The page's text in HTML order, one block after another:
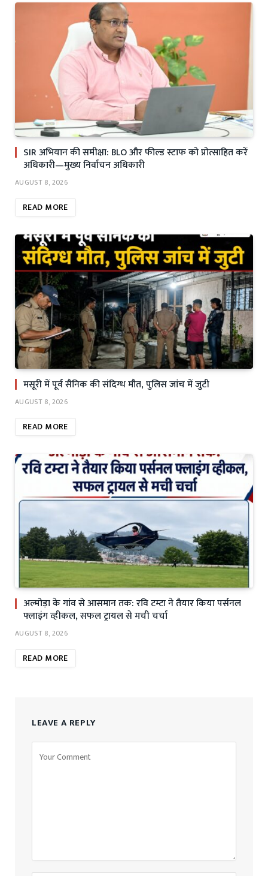
SIR अभियान की समीक्षा: BLO और फील्ड स्टाफ को प्रोत्साहित करें
अधिकारी—मुख्य निर्वाचन अधिकारी
AUGUST 8, 2026
READ MORE
मसूरी में पूर्व सैनिक की संदिग्ध मौत, पुलिस जांच में जुटी
AUGUST 8, 2026
READ MORE
अल्मोड़ा के गांव से आसमान तक: रवि टम्टा ने तैयार किया पर्सनल
फ्लाइंग व्हीकल, सफल ट्रायल से मची चर्चा
AUGUST 8, 2026
READ MORE
LEAVE A REPLY